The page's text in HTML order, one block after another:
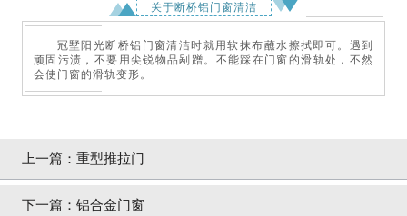
关于断桥铝门窗清洁
冠墅阳光断桥铝门窗清洁时就用软抹布蘸水擦拭即可。遇到
顽固污渍，不要用尖锐物品剐蹭。不能踩在门窗的滑轨处，不然
会使门窗的滑轨变形。
上一篇： 重型推拉门
下一篇： 铝合金门窗